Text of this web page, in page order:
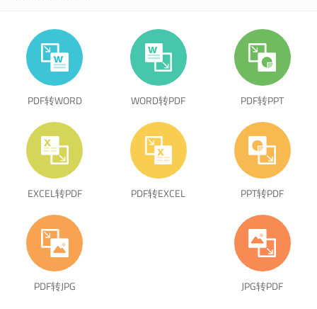
PDF转WORD WORD转PDF PDF转PPT
EXCEL转PDF PDF转EXCEL PPT转PDF
PDF转JPG JPG转PDF